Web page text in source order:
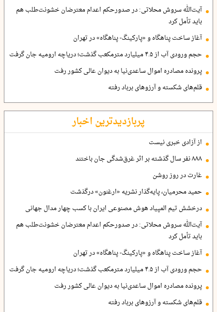
آیت‌الله سروش محلاتی: در صدورحکم اعدام معترضان خشونت‌طلب هم
باید تأمل کرد
آغاز ساخت پناهگاه و «پارکینگ- پناهگاه» در تهران
حجم ورودی آب از ۴.۵ میلیارد مترمکعب گذشت؛ دریاچه ارومیه جان گرفت
پرونده مصادره اموال ساعدی‌نیا به دیوان عالی کشور رفت
قلم‌های شکسته و آرزوهای برباد رفته
پربازدیدترین اخبار
از آزادی خبری نیست
۸۸۸ نفر سال گذشته بر اثر غرق‌شدگی جان باختند
غارت در روز روشن
حمید محرمیان، پایه‌گذار نشریه «ارغنون» درگذشت
درخشش تیم المپیاد هوش مصنوعی ایران با کسب چهار مدال جهانی
آیت‌الله سروش محلاتی: در صدورحکم اعدام معترضان خشونت‌طلب هم
باید تأمل کرد
آغاز ساخت پناهگاه و «پارکینگ- پناهگاه» در تهران
حجم ورودی آب از ۴.۵ میلیارد مترمکعب گذشت؛ دریاچه ارومیه جان گرفت
پرونده مصادره اموال ساعدی‌نیا به دیوان عالی کشور رفت
قلم‌های شکسته و آرزوهای برباد رفته